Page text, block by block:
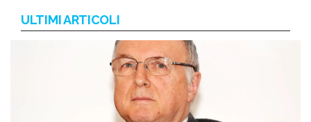
ULTIMI ARTICOLI